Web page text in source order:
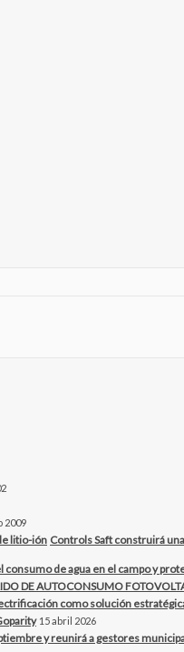
2009
Controls Saft construirá
de agua en el campo y
DE AUTOCONSUMO
como solución
15 abril 2026
y reunirá a gestores